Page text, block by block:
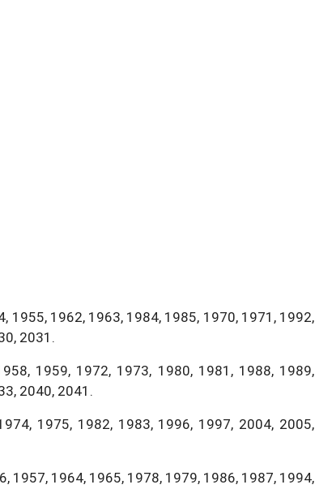
1955, 1962, 1963, 1984, 1985, 1970, 1971, 1992,
2031.
1959, 1972, 1973, 1980, 1981, 1988, 1989,
2040, 2041.
1975, 1982, 1983, 1996, 1997, 2004, 2005,
1957, 1964, 1965, 1978, 1979, 1986, 1987, 1994,